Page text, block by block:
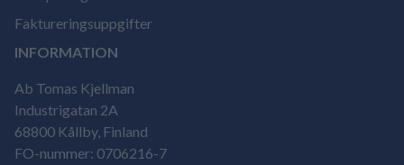
Faktureringsuppgifter
INFORMATION
Ab Tomas Kjellman
Industrigatan 2A
68800 Kållby, Finland
FO-nummer: 0706216-7